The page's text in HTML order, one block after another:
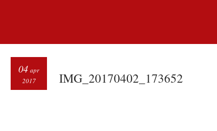
IMG_20170402_173652
04 apr
2017